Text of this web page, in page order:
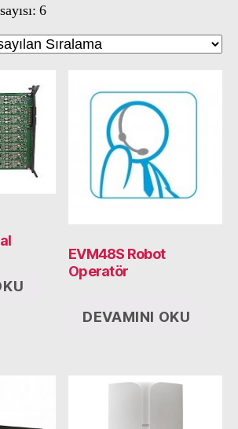
6
EVM48S Robot
Operatör
DEVAMINI OKU